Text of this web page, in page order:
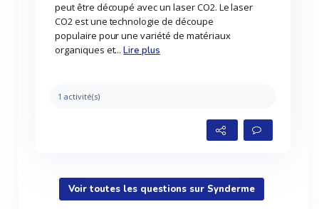
peut être découpé avec un laser CO2. Le laser
CO2 est une technologie de découpe
populaire pour une variété de matériaux
organiques et...Lire plus
1 activité(s)
Voir toutes les questions sur Synderme